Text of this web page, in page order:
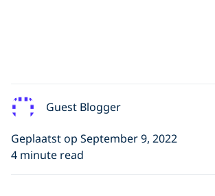
Guest Blogger
Geplaatst op September 9, 2022
4 minute read